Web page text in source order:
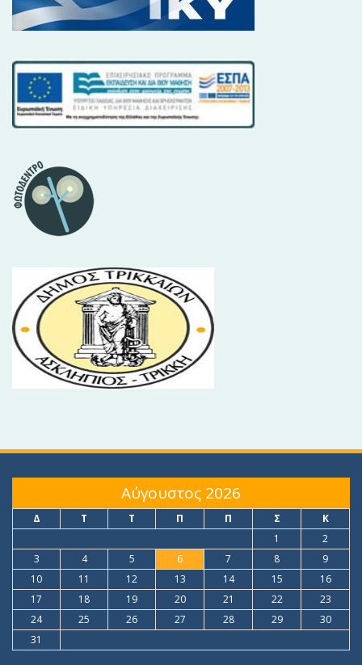
Αύγουστος 2026
Δ Τ Τ Π Π Σ
Κ
1
2
3
4 5 6 7 8
9
10
11 12 13 14 15
16
17
18 19 20 21 22
23
24
25 26 27 28 29
30
31